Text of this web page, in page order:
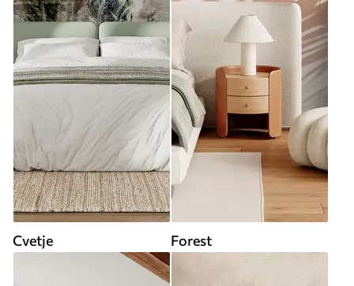
Cvetje Forest